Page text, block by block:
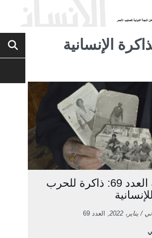
الإنسانية
افتتاحية العدد 69: ذاكرة للحرب
, العدد 69